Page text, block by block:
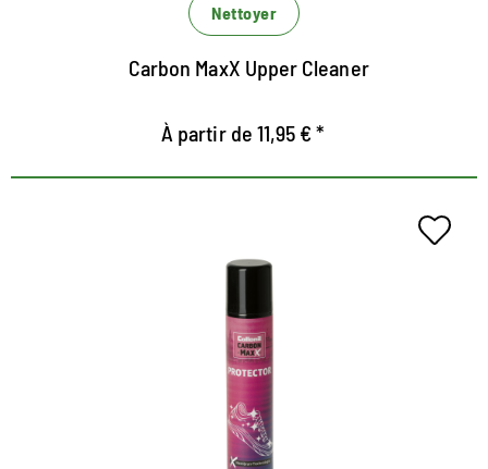
Nettoyer
Carbon MaxX Upper Cleaner
À partir de 11,95 € *
Technologie de membrane
Collonil pour la protection Xtra
Protection Xtra en cas d'humidité
Protection contre la saleté Xtra